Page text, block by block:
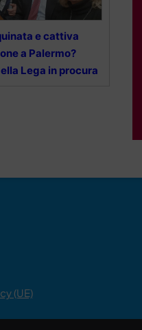
e cattiva
a Palermo?
Lega in procura
(UE)